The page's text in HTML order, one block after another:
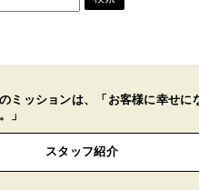
ミッションは、「お客様に幸せに
」
スタッフ紹介